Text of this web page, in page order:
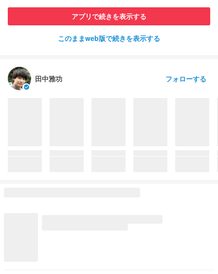
アプリで続きを表示する
このままweb版で続きを表示する
check_circle
田中雅功 フォローする